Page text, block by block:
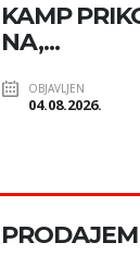
KAMP
NA,...
OBJAVLJEN
04.08.2026.